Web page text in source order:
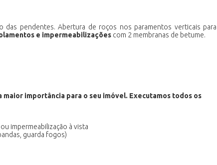
pendentes. Abertura de roços nos paramentos verticais para
e impermeabilizações com 2 membranas de betume.
importância para o seu imóvel. Executamos todos os
impermeabilização à vista
guarda fogos)